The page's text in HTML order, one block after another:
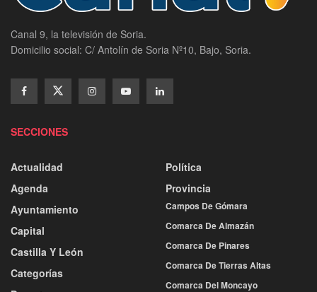
Canal 9, la televisión de Soria.
Domicilio social: C/ Antolín de Soria Nº10, Bajo, Soria.
SECCIONES
Actualidad
Agenda
Ayuntamiento
Capital
Castilla Y León
Categorías
Política
Provincia
Campos De Gómara
Comarca De Almazán
Comarca De Pinares
Comarca De Tierras Altas
Comarca Del Moncayo